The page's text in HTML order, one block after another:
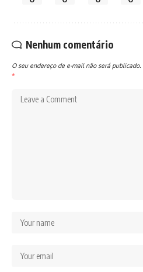
Nenhum comentário
O seu endereço de e-mail não será publicado.
*